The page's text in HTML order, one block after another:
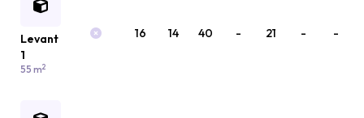
Levant
1
55 m2
16 14 40 - 21 - -